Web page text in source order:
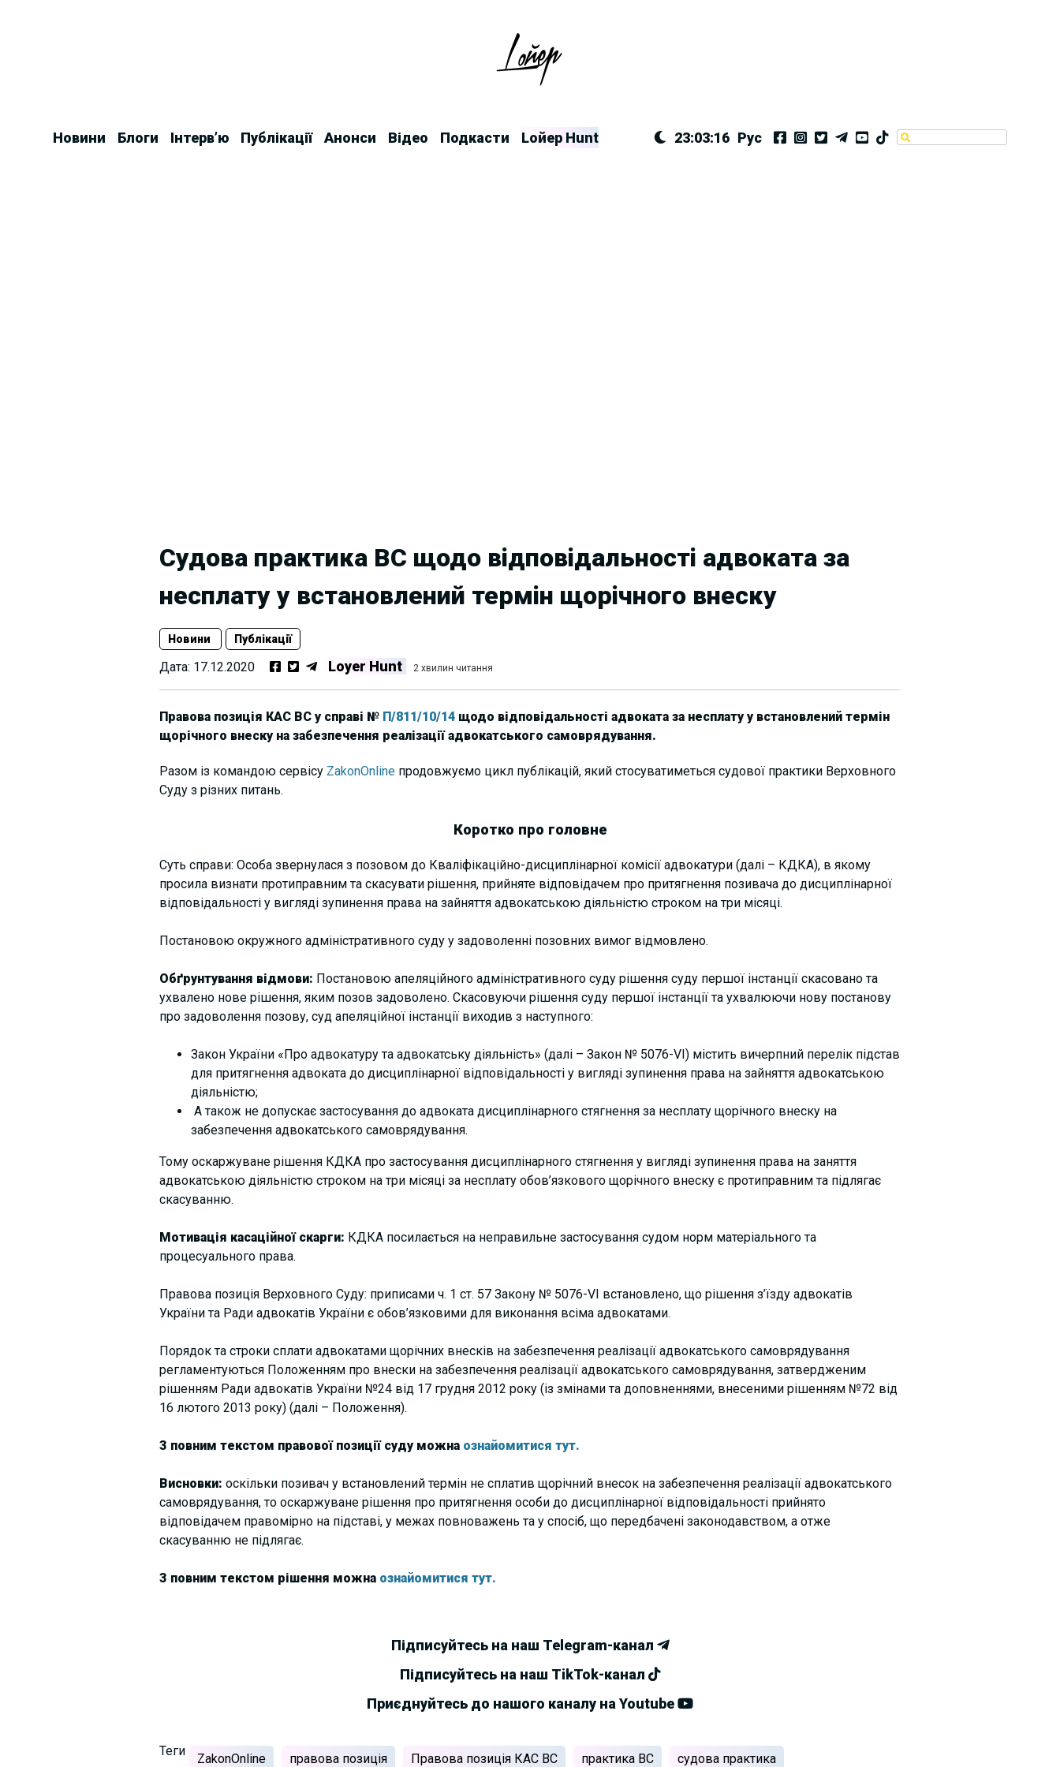
Новини Блоги Інтерв’ю Публікації Анонси Відео Подкасти Lойер Hunt 23:03:17 Рус
Судова практика ВС щодо відповідальності адвоката за
несплату у встановлений термін щорічного внеску
Новини Публікації
Дата: 17.12.2020 Loyer Hunt 2 хвилин читання
Правова позиція КАС ВС у справі № П/811/10/14щодо відповідальності адвоката за несплату у встановлений термін
щорічного внеску на забезпечення реалізації адвокатського самоврядування.
Разом із командою сервісу ZakonOnlineпродовжуємо цикл публікацій, який стосуватиметься судової практики Верховного
Суду з різних питань.
Коротко про головне
Суть справи: Особа звернулася з позовом до Кваліфікаційно-дисциплінарної комісії адвокатури (далі – КДКА), в якому
просила визнати протиправним та скасувати рішення, прийняте відповідачем про притягнення позивача до дисциплінарної
відповідальності у вигляді зупинення права на зайняття адвокатською діяльністю строком на три місяці.
Постановою окружного адміністративного суду у задоволенні позовних вимог відмовлено.
Обґрунтування відмови: Постановою апеляційного адміністративного суду рішення суду першої інстанції скасовано та
ухвалено нове рішення, яким позов задоволено. Скасовуючи рішення суду першої інстанції та ухвалюючи нову постанову
про задоволення позову, суд апеляційної інстанції виходив з наступного:
Закон України «Про адвокатуру та адвокатську діяльність» (далі – Закон № 5076-VI) містить вичерпний перелік підстав
для притягнення адвоката до дисциплінарної відповідальності у вигляді зупинення права на зайняття адвокатською
діяльністю;
А також не допускає застосування до адвоката дисциплінарного стягнення за несплату щорічного внеску на
забезпечення адвокатського самоврядування.
Тому оскаржуване рішення КДКА про застосування дисциплінарного стягнення у вигляді зупинення права на заняття
адвокатською діяльністю строком на три місяці за несплату обов’язкового щорічного внеску є протиправним та підлягає
скасуванню.
Мотивація касаційної скарги: КДКА посилається на неправильне застосування судом норм матеріального та
процесуального права.
Правова позиція Верховного Суду: приписами ч. 1 ст. 57 Закону № 5076-VI встановлено, що рішення з’їзду адвокатів
України та Ради адвокатів України є обов’язковими для виконання всіма адвокатами.
Порядок та строки сплати адвокатами щорічних внесків на забезпечення реалізації адвокатського самоврядування
регламентуються Положенням про внески на забезпечення реалізації адвокатського самоврядування, затвердженим
рішенням Ради адвокатів України №24 від 17 грудня 2012 року (із змінами та доповненнями, внесеними рішенням №72 від
16 лютого 2013 року) (далі – Положення).
З повним текстом правової позиції суду можна ознайомитися тут.
Висновки: оскільки позивач у встановлений термін не сплатив щорічний внесок на забезпечення реалізації адвокатського
самоврядування, то оскаржуване рішення про притягнення особи до дисциплінарної відповідальності прийнято
відповідачем правомірно на підставі, у межах повноважень та у спосіб, що передбачені законодавством, а отже
скасуванню не підлягає.
З повним текстом рішення можна ознайомитися тут.
Підписуйтесь на наш Telegram-канал
Підписуйтесь на наш TikTok-канал
Приєднуйтесь до нашого каналу на Youtube
Теги
ZakonOnline правова позиція Правова позиція КАС ВС практика ВС судова практика